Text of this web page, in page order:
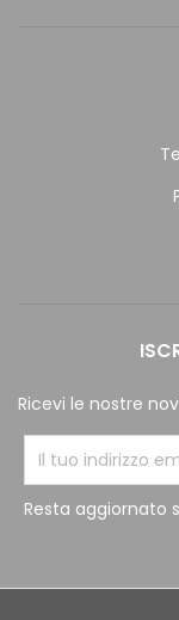
Ricevi le nostre
Resta aggiornato